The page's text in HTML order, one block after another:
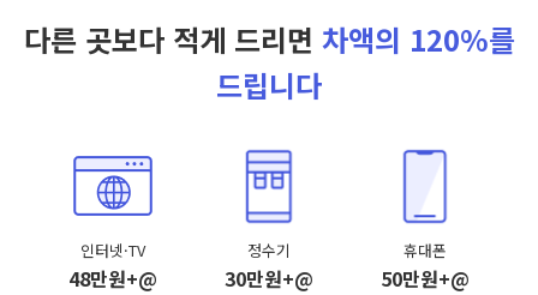
다른 곳보다 적게 드리면 차액의 120%를
드립니다
인터넷·TV
48만원+@
정수기
30만원+@
휴대폰
50만원+@